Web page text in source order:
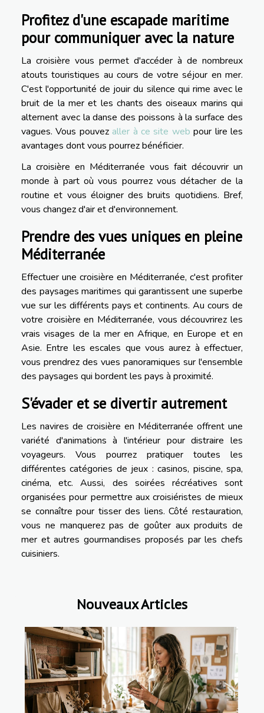
Profitez d'une escapade maritime
pour communiquer avec la nature
La croisière vous permet d'accéder à de nombreux
atouts touristiques au cours de votre séjour en mer.
C'est l'opportunité de jouir du silence qui rime avec le
bruit de la mer et les chants des oiseaux marins qui
alternent avec la danse des poissons à la surface des
vagues. Vous pouvez aller à ce site web pour lire les
avantages dont vous pourrez bénéficier.
La croisière en Méditerranée vous fait découvrir un
monde à part où vous pourrez vous détacher de la
routine et vous éloigner des bruits quotidiens. Bref,
vous changez d'air et d'environnement.
Prendre des vues uniques en pleine
Méditerranée
Effectuer une croisière en Méditerranée, c'est profiter
des paysages maritimes qui garantissent une superbe
vue sur les différents pays et continents. Au cours de
votre croisière en Méditerranée, vous découvrirez les
vrais visages de la mer en Afrique, en Europe et en
Asie. Entre les escales que vous aurez à effectuer,
vous prendrez des vues panoramiques sur l'ensemble
des paysages qui bordent les pays à proximité.
S'évader et se divertir autrement
Les navires de croisière en Méditerranée offrent une
variété d'animations à l'intérieur pour distraire les
voyageurs. Vous pourrez pratiquer toutes les
différentes catégories de jeux : casinos, piscine, spa,
cinéma, etc. Aussi, des soirées récréatives sont
organisées pour permettre aux croisiéristes de mieux
se connaître pour tisser des liens. Côté restauration,
vous ne manquerez pas de goûter aux produits de
mer et autres gourmandises proposés par les chefs
cuisiniers.
Nouveaux Articles